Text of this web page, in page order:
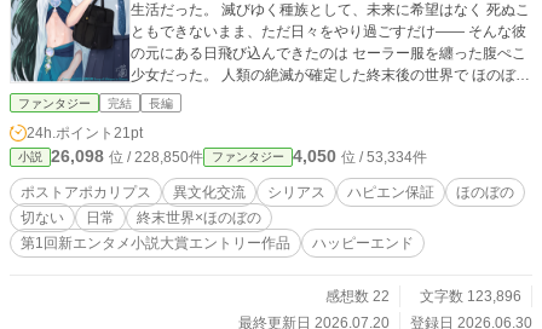
生活だった。 滅びゆく種族として、未来に希望はなく 死ぬこ
ともできないまま、ただ日々をやり過ごすだけ—— そんな彼
の元にある日飛び込んできたのは セーラー服を纏った腹ぺこ
少女だった。 人類の絶滅が確定した終末後の世界で ほのぼの
とした日常が始まるまでを描いた物語です。 ほのぼのになる
十話。 こちらの作品は、自サイトおよびカクヨムにも掲載し
ています。
ファンタジー 完結 長編
24h.ポイント 21pt
小説 26,098 位 / 228,850件 ファンタジー 4,050 位 / 53,334件
ポストアポカリプス 異文化交流 シリアス ハピエン保証
ほのぼの
切ない
日常
終末世界×ほのぼの
第1回新エンタメ小説大賞エントリー作品
ハッピーエンド
感想数 22
文字数 123,896
最終更新日 2026.07.20
登録日 2026.06.30